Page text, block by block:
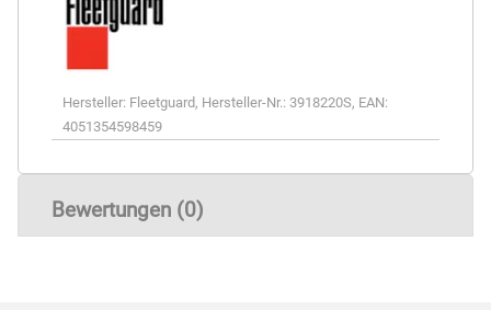
Hersteller: Fleetguard , Hersteller-Nr.: 3918220S, EAN:
4051354598459
Bewertungen (0)